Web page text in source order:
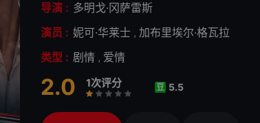
导演 : 多明戈·冈萨雷斯
演员 : 妮可·华莱士 , 加布里埃尔·格瓦拉
类型 : 剧情 , 爱情
2.0 1次评分
很差
较差还行推荐
力荐
豆 5.5